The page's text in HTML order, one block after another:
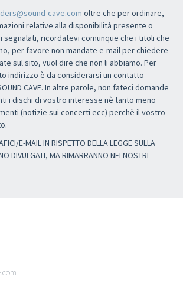
cave.com oltre che per ordinare,
relative alla disponibilità presente o
segnalati, ricordatevi comunque che i titoli che
per favore non mandate e-mail per chiedere
sul sito, vuol dire che non li abbiamo. Per
indirizzo è da considerarsi un contatto
CAVE. In altre parole, non fateci domande
i dischi di vostro interesse nè tanto meno
(notizie sui concerti ecc) perchè il vostro
E-MAIL IN RISPETTO DELLA LEGGE SULLA
DIVULGATI, MA RIMARRANNO NEI NOSTRI